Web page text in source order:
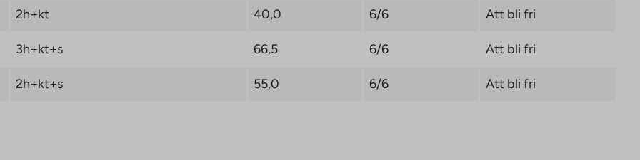
2h+kt 40,0 6/6 Att bli fri
3h+kt+s 66,5 6/6 Att bli fri
2h+kt+s 55,0 6/6 Att bli fri